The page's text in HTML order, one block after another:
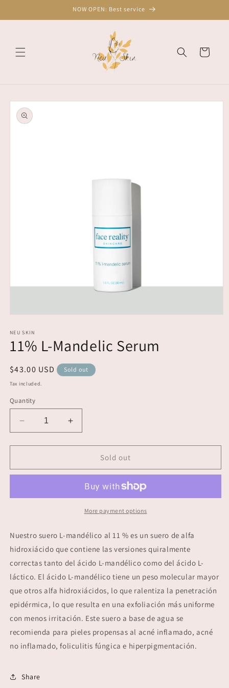
NOW OPEN: Best service
Cart
Skip to
product
information
1
in
modal
NEU SKIN
11% L-Mandelic Serum
Regular
price
$43.00 USD Sold out
Tax included.
Quantity
Decrease
quantity
for
L-
Increase
quantity
for
L-
Serum
Sold out
More payment options
Nuestro suero L-mandélico al 11 % es un suero de alfa
hidroxiácido que contiene las versiones quiralmente
correctas tanto del ácido L-mandélico como del ácido L-
láctico. El ácido L-mandélico tiene un peso molecular mayor
que otros alfa hidroxiácidos, lo que ralentiza la penetración
epidérmica, lo que resulta en una exfoliación más uniforme
con menos irritación. Este suero a base de agua se
recomienda para pieles propensas al acné inflamado, acné
no inflamado, foliculitis fúngica e hiperpigmentación.
Share